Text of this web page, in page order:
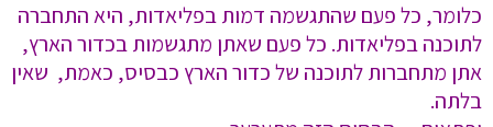
כלומר, כל פעם שהתגשמה דמות בפליאדות, היא התחברה
לתוכנה בפליאדות. כל פעם שאתן מתגשמות בכדור הארץ,
אתן מתחברות לתוכנה של כדור הארץ כבסיס, כאמת, שאין
בלתה.